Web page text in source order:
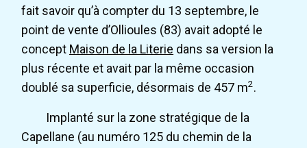
fait savoir qu’à compter du 13 septembre, le
point de vente d’Ollioules (83) avait adopté le
concept Maison de la Literie dans sa version la
plus récente et avait par la même occasion
doublé sa superficie, désormais de 457 m2.
Implanté sur la zone stratégique de la
Capellane (au numéro 125 du chemin de la